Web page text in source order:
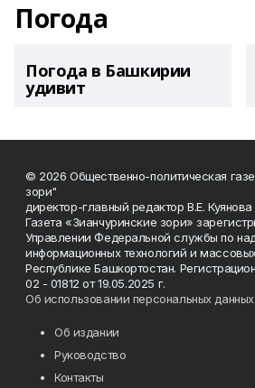
Погода
Погода в Башкирии
удивит
© 2026 Общественно-политическая
зори"
директор-главный редактор В.Е. Куянова
Газета «Зианчуринские зори»
Управлении Федеральной службы по
информационных технологий и
Республике Башкортостан.
02 - 01812 от 19.05.2025 г.
Об использовании персональных данных
Об издании
Руководство
Контакты